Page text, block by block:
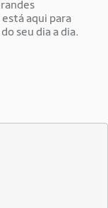
aqui para
seu dia a dia.